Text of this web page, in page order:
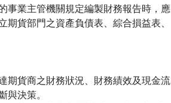
事業主管機關規定編製財務報告時，應
期貨部門之資產負債表、綜合損益表、
期貨商之財務狀況、財務績效及現金流
與決策。